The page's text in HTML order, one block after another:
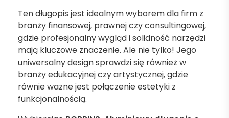
Ten długopis jest idealnym wyborem dla firm z
branży finansowej, prawnej czy consultingowej,
gdzie profesjonalny wygląd i solidność narzędzi
mają kluczowe znaczenie. Ale nie tylko! Jego
uniwersalny design sprawdzi się również w
branży edukacyjnej czy artystycznej, gdzie
równie ważne jest połączenie estetyki z
funkcjonalnością.